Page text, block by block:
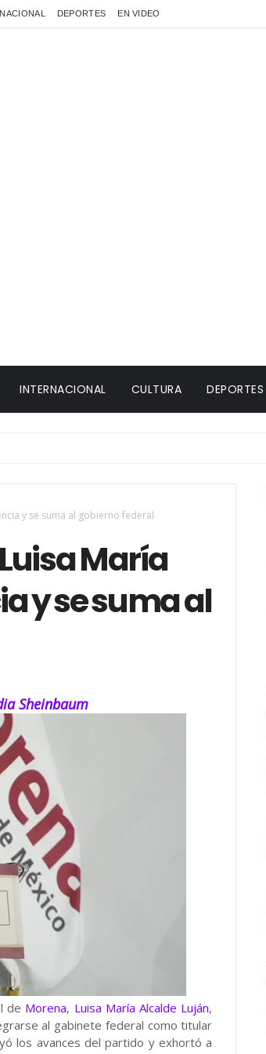
DEPORTES EN VIDEO
INTERNACIONAL CULTURA DEPORTES
y se suma al gobierno federal
María
y se suma al
Sheinbaum
de Morena, Luisa María Alcalde Luján,
al gabinete federal como titular
los avances del partido y exhortó a